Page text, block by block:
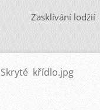
Zasklívání lodžií
Skryté křídlo.jpg